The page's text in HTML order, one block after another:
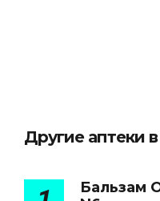
Другие аптеки
Бальзам